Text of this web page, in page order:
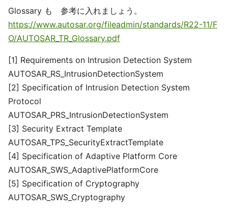
Glossary も 参考に入れましょう。
https://www.autosar.org/fileadmin/standards/R22-11/F
O/AUTOSAR_TR_Glossary.pdf
[1] Requirements on Intrusion Detection System
AUTOSAR_RS_IntrusionDetectionSystem
[2] Specification of Intrusion Detection System
Protocol
AUTOSAR_PRS_IntrusionDetectionSystem
[3] Security Extract Template
AUTOSAR_TPS_SecurityExtractTemplate
[4] Specification of Adaptive Platform Core
AUTOSAR_SWS_AdaptivePlatformCore
[5] Specification of Cryptography
AUTOSAR_SWS_Cryptography